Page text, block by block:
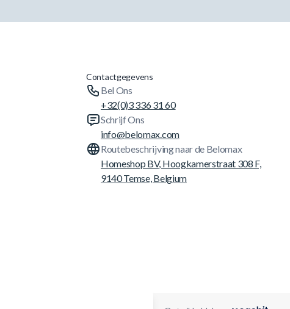
Contactgegevens
Bel Ons
+32(0)3 336 31 60
Schrijf Ons
info@belomax.com
Routebeschrijving naar de Belomax
Homeshop BV, Hoogkamerstraat 308 F,
9140 Temse, Belgium